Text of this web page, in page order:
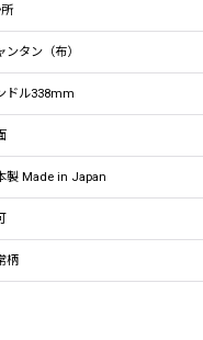
ンタン（布）
ドル338mm
製 Made in Japan
柄